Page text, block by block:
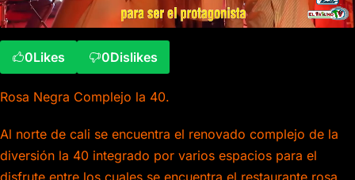
0Likes 0Dislikes
Rosa Negra Complejo la 40.
Al norte de cali se encuentra el renovado complejo de la
diversión la 40 integrado por varios espacios para el
disfrute entre los cuales se encuentra el restaurante rosa